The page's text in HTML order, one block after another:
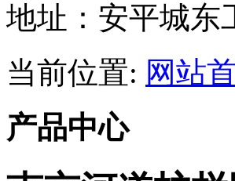
地址：安平城东
当前位置: 网站
产品中心